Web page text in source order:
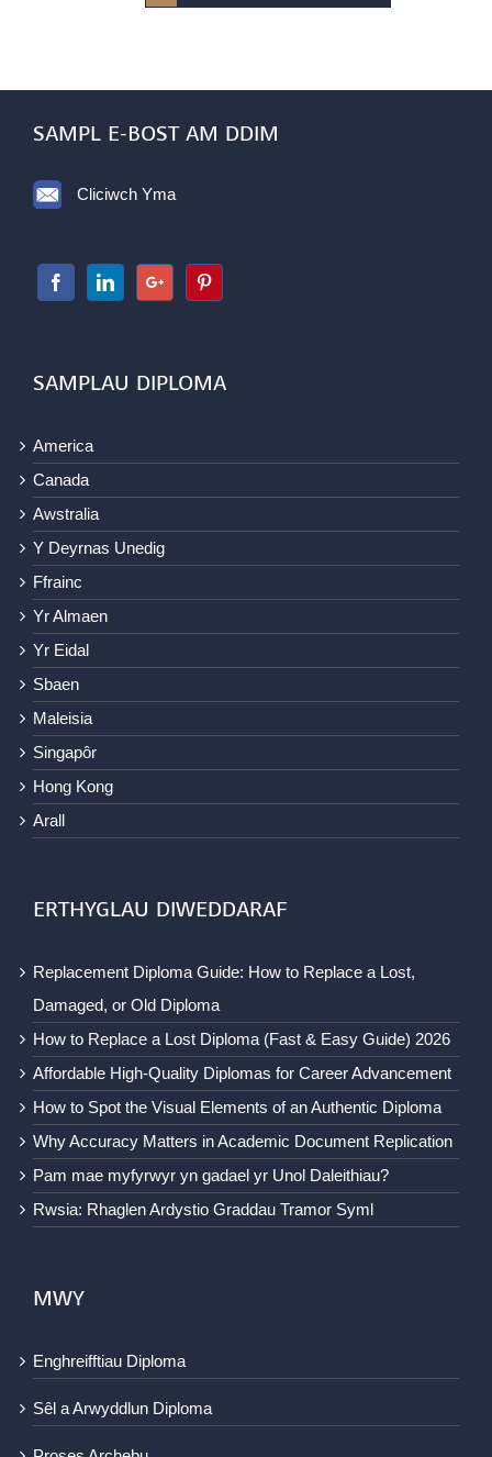
SAMPL E-BOST AM DDIM
Cliciwch Yma
SAMPLAU DIPLOMA
America
Canada
Awstralia
Y Deyrnas Unedig
Ffrainc
Yr Almaen
Yr Eidal
Sbaen
Maleisia
Singapôr
Hong Kong
Arall
ERTHYGLAU DIWEDDARAF
Replacement Diploma Guide: How to Replace a Lost,
Damaged, or Old Diploma
How to Replace a Lost Diploma (Fast & Easy Guide) 2026
Affordable High-Quality Diplomas for Career Advancement
How to Spot the Visual Elements of an Authentic Diploma
Why Accuracy Matters in Academic Document Replication
Pam mae myfyrwyr yn gadael yr Unol Daleithiau?
Rwsia: Rhaglen Ardystio Graddau Tramor Syml
MWY
Enghreifftiau Diploma
Sêl a Arwyddlun Diploma